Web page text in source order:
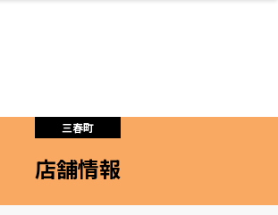
スイーツ
泊まる
ネイルサロン
雑貨
お金のこと
新築体験談
三春町
店舗情報